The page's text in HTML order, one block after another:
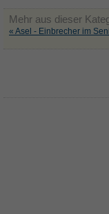
Mehr aus dieser
« Asel - Einbrecher im